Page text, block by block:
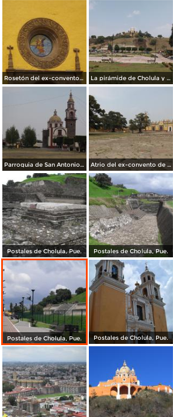
Rosetón del ex-convento de San Gabriel. Mayo/2013 La pirámide de Cholula y el Templo de los Remedios. Mayo/2013
Parroquia de San Antonio Tecama, Cholula. Mayo/2013 Atrio del ex-convento de San Gabriel. Cholula. Mayo/2013
Postales de Cholula, Pue. Postales de Cholula, Pue.
Postales de Cholula, Pue. Postales de Cholula, Pue.